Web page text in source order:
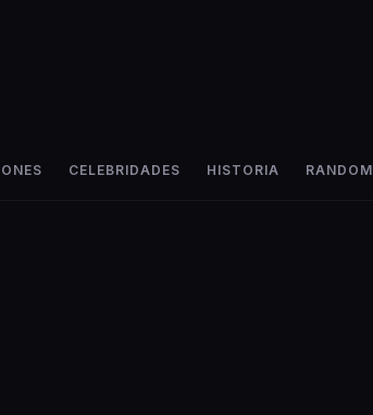
CELEBRIDADES HISTORIA RANDOM